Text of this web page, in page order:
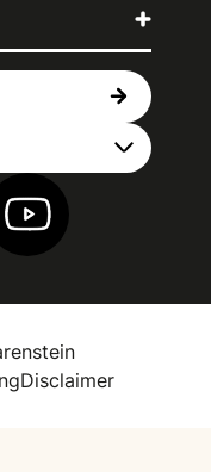
op Instagram
Vind ons op
Disclaimer